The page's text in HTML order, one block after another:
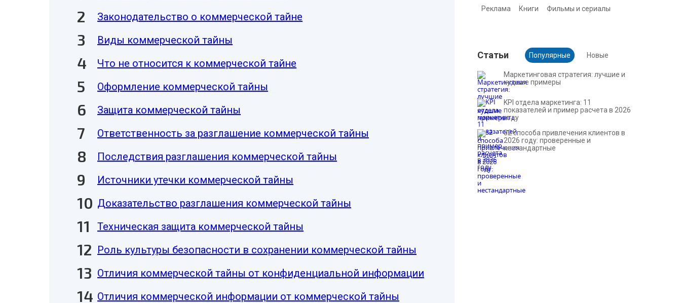
Законодательство о коммерческой тайне
Виды коммерческой тайны
Что не относится к коммерческой тайне
Оформление коммерческой тайны
Защита коммерческой тайны
Ответственность за разглашение коммерческой тайны
Последствия разглашения коммерческой тайны
Источники утечки коммерческой тайны
Доказательство разглашения коммерческой тайны
Техническая защита коммерческой тайны
Роль культуры безопасности в сохранении коммерческой тайны
Отличия коммерческой тайны от конфиденциальной информации
Отличия коммерческой информации от коммерческой тайны
Реклама Книги Фильмы и сериалы
Cтатьи Популярные Новые
Маркетинговая стратегия: лучшие и
худшие примеры
KPI отдела маркетинга: 11
показателей и пример расчета в 2026
году
32 способа привлечения клиентов в
2026 году: проверенные и
нестандартные